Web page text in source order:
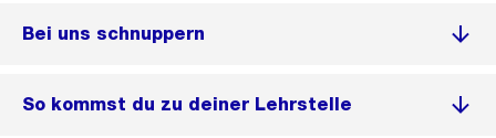
Bei uns schnuppern
So kommst du zu deiner Lehrstelle